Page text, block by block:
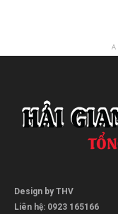
Design by THV
Liên hệ: 0923 165166